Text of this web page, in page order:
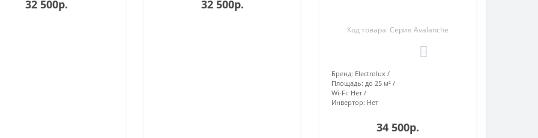
32 500р. 32 500р.
Код товара: Серия Avalanche
Бренд: Electrolux
Площадь: до 25 м²
Wi-Fi: Нет
Инвертор: Нет
34 500р.